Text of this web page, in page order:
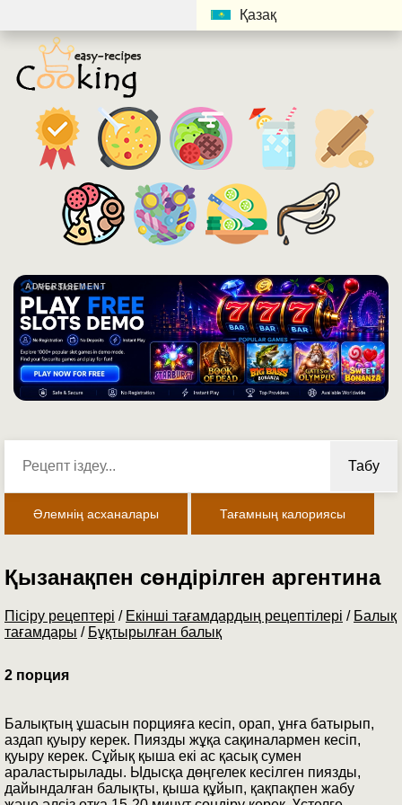
Қазақ
ADVERTISEMENT
Табу
Әлемнің асханалары Тағамның калориясы
Қызанақпен сөндірілген аргентина
Пісіру рецептері / Екінші тағамдардың рецептілері / Балық
тағамдары / Бұқтырылған балық
2 порция
Балықтың ұшасын порцияға кесіп, орап, ұнға батырып,
аздап қуыру керек. Пиязды жұқа сақиналармен кесіп,
қуыру керек. Сұйық қыша екі ас қасық сумен
араластырылады. Ыдысқа дөңгелек кесілген пиязды,
дайындалған балықты, қыша құйып, қақпақпен жабу